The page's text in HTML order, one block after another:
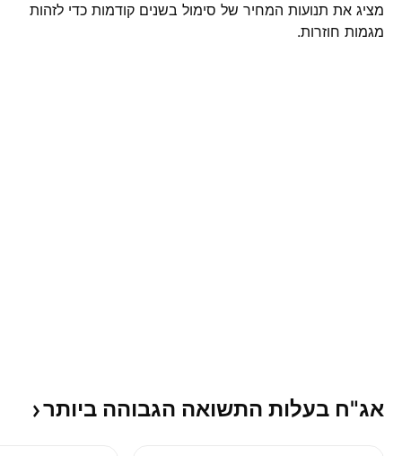
מציג את תנועות המחיר של סימול בשנים קודמות כדי לזהות
מגמות חוזרות.
אג"ח בעלות התשואה הגבוהה ביותר